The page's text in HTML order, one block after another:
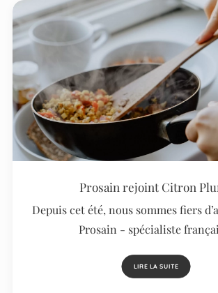
Prosain rejoint Citron
Depuis cet été, nous sommes fiers
Prosain - spécialiste
LIRE LA SUITE